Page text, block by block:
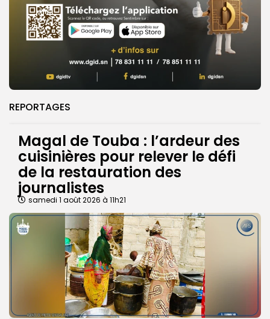
REPORTAGES
Magal de Touba : l’ardeur des
cuisinières pour relever le défi
de la restauration des
journalistes
samedi 1 août 2026 à 11h21